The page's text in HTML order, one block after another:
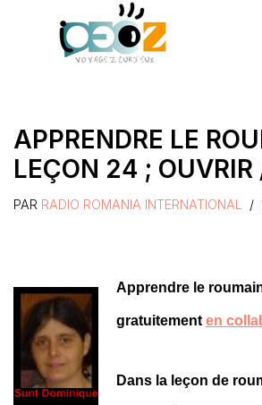
APPRENDRE LE
LEÇON 24 ; OUVRIR
PAR RADIO ROMANIA INTERNATIONAL
Apprendre le
gratuitement en
Dans la leçon de